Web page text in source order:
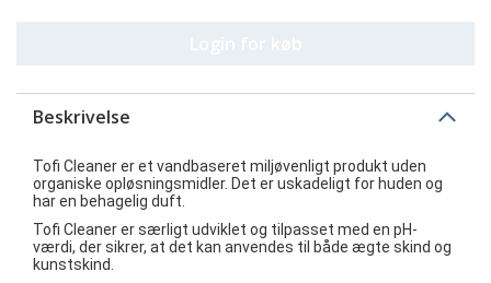
Beskrivelse
Tofi Cleaner er et vandbaseret miljøvenligt produkt uden
organiske opløsningsmidler. Det er uskadeligt for huden og
har en behagelig duft.
Tofi Cleaner er særligt udviklet og tilpasset med en pH-
værdi, der sikrer, at det kan anvendes til både ægte skind og
kunstskind.